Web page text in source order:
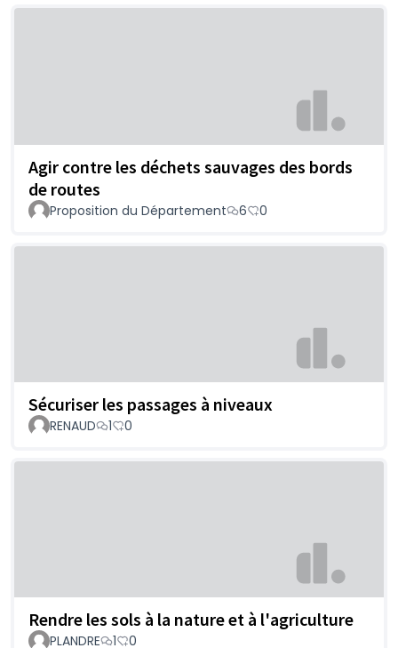
Agir contre les déchets sauvages des bords
de routes
Proposition du Département 6 0
Sécuriser les passages à niveaux
RENAUD 1 0
Rendre les sols à la nature et à l'agriculture
PLANDRE 1 0